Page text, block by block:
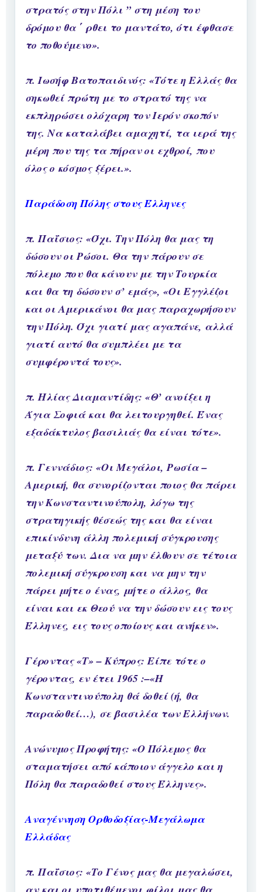
στρατός στην Πόλι ” στη μέση του
δρόμου θα ΄ ρθει το μαντάτο, ότι έφθασε
το ποθούμενο».
π. Ιωσήφ Βατοπαιδινός: «Τότε η Ελλάς θα
σηκωθεί πρώτη με το στρατό της να
εκπληρώσει ολόχαρη τον Ιερόν σκοπόν
της. Να καταλάβει αμαχητί, τα ιερά της
μέρη που της τα πήραν οι εχθροί, που
όλος ο κόσμος ξέρει.».
Παράδοση Πόλης στους Έλληνες
π. Παΐσιος: «Όχι. Την Πόλη θα μας τη
δώσουν οι Ρώσοι. Θα την πάρουν σε
πόλεμο που θα κάνουν με την Τουρκία
και θα τη δώσουν σ’ εμάς», «Οι Εγγλέζοι
και οι Αμερικάνοι θα μας παραχωρήσουν
την Πόλη. Όχι γιατί μας αγαπάνε, αλλά
γιατί αυτό θα συμπλέει με τα
συμφέροντά τους».
π. Ηλίας Διαμαντίδης: «Θ’ ανοίξει η
Άγια Σοφιά και θα λειτουργηθεί. Ένας
εξαδάκτυλος βασιλιάς θα είναι τότε».
π. Γεννάδιος: «Οι Μεγάλοι, Ρωσία –
Αμερική, θα συνορίζονται ποιος θα πάρει
την Κωνσταντινούπολη, λόγω της
στρατηγικής θέσεώς της και θα είναι
επικίνδυνη άλλη πολεμική σύγκρουσης
μεταξύ των. Δια να μην έλθουν σε τέτοια
πολεμική σύγκρουση και να μην την
πάρει μήτε ο ένας, μήτε ο άλλος, θα
είναι και εκ Θεού να την δώσουν εις τους
Έλληνες, εις τους οποίους και ανήκεν».
Γέροντας «Τ» – Κύπρος: Είπε τότε ο
γέροντας, εν έτει 1965 :–«Η
Κωνσταντινούπολη θά δοθεί (ή, θα
παραδοθεί…), σε βασιλέα των Ελλήνων.
Ανώνυμος Προφήτης: «Ο Πόλεμος θα
σταματήσει από κάποιον άγγελο και η
Πόλη θα παραδοθεί στους Έλληνες».
Αναγέννηση Ορθοδοξίας-Μεγάλωμα
Ελλάδας
π. Παΐσιος: «Το Γένος μας θα μεγαλώσει,